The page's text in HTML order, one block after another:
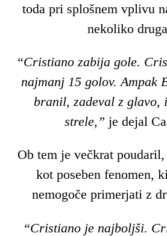
toda pri splošnem vplivu
nekoliko
“Cristiano zabija gole.
najmanj 15 golov. Ampak
branil, zadeval z glavo,
strele,” je dejal
Ob tem je večkrat
kot poseben fenomen,
nemogoče primerjati z
“Cristiano je najboljši.